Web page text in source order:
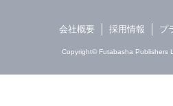
会社概要 採用情報 プ
Copyright© Futabasha Publishers